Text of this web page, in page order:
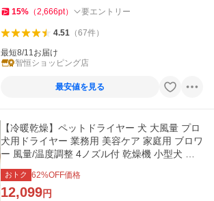
15% （2,666pt） 要エントリー
4.51（67件）
最短8/11お届け
智恒ショッピング店
最安値を見る
【冷暖乾燥】ペットドライヤー 犬 大風量 プロ
犬用ドライヤー 業務用 美容ケア 家庭用 ブロワ
ー 風量/温度調整 4ノズル付 乾燥機 小型犬 大
型犬 猫 乾燥 爆買
おトク 62%OFF価格
12,099円